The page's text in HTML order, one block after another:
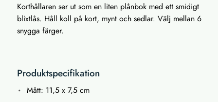
Korthållaren ser ut som en liten plånbok med ett smidigt
blixtlås. Håll koll på kort, mynt och sedlar. Välj mellan 6
snygga färger.
Produktspecifikation
Mått: 11,5 x 7,5 cm